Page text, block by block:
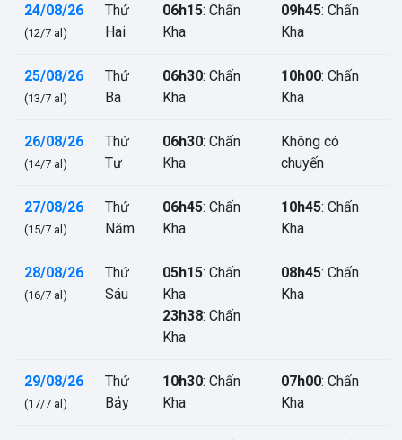
24/08/26
(12/7 al)
Thứ
Hai
06h15: Chấn
Kha
09h45: Chấn
Kha
25/08/26
(13/7 al)
Thứ
Ba
06h30: Chấn
Kha
10h00: Chấn
Kha
26/08/26
(14/7 al)
Thứ
Tư
06h30: Chấn
Kha
Không có
chuyến
27/08/26
(15/7 al)
Thứ
Năm
06h45: Chấn
Kha
10h45: Chấn
Kha
28/08/26
(16/7 al)
Thứ
Sáu
05h15: Chấn
Kha
23h38: Chấn
Kha
08h45: Chấn
Kha
29/08/26
(17/7 al)
Thứ
Bảy
10h30: Chấn
Kha
07h00: Chấn
Kha